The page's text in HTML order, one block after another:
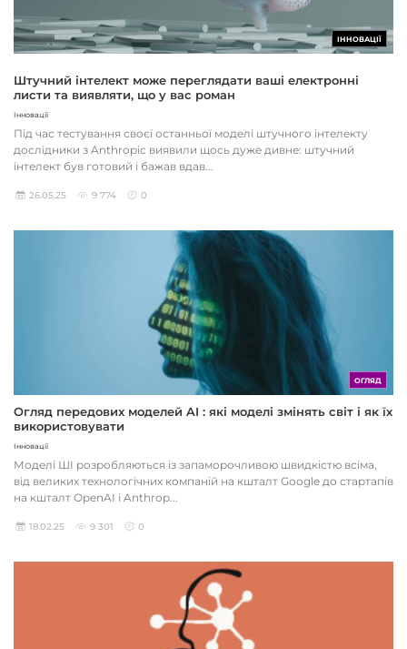
ІННОВАЦІЇ
Штучний інтелект може переглядати ваші електронні
листи та виявляти, що у вас роман
Інновації
Під час тестування своєї останньої моделі штучного інтелекту
дослідники з Anthropic виявили щось дуже дивне: штучний
інтелект був готовий і бажав вдав...
26.05.25 9 774 0
ОГЛЯД
Огляд передових моделей AI : які моделі змінять світ і як їх
використовувати
Інновації
Моделі ШІ розробляються із запаморочливою швидкістю всіма,
від великих технологічних компаній на кшталт Google до стартапів
на кшталт OpenAI і Anthrop...
18.02.25 9 301 0